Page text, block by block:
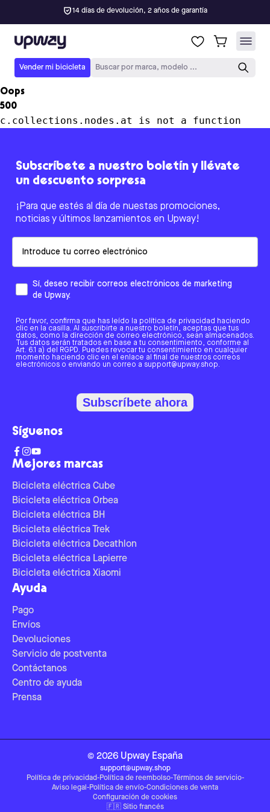
14 días de devolución, 2 años de garantía
Upway
Vender mi bicicleta Buscar por marca, modelo ...
Oops
500
c.collections.nodes.at is not a function
Mejores marcas
Bicicleta eléctrica Cube
Bicicleta eléctrica Orbea
Bicicleta eléctrica BH
Bicicleta eléctrica Trek
Bicicleta eléctrica Decathlon
Bicicleta eléctrica Lapierre
Bicicleta eléctrica Xiaomi
Ayuda
Pago
Envíos
Devoluciones
Servicio de postventa
Contáctanos
Centro de ayuda
Prensa
Subscríbete a nuestro boletín y llévate
un descuento sorpresa
¡Para que estés al día de nuestas promociones,
noticias y últimos lanzamientos en Upway!
Sí, deseo recibir correos electrónicos de marketing
de Upway.
Por favor, confirma que has leído la política de privacidad haciendo
clic en la casilla. Al suscribirte a nuestro boletín, aceptas que tus
datos, como la dirección de correo electrónico, sean almacenados.
Tus datos serán tratados en base a tu consentimiento, conforme al
Art. 6.1 a) del RGPD. Puedes revocar tu consentimiento en cualquier
momento haciendo clic en el enlace al final de nuestros correos
electrónicos o enviando un correo a support@upway.shop.
Subscríbete ahora
Síguenos
© 2026 Upway España
support@upway.shop
Política de privacidad-Política de reembolso-Términos de servicio-
Aviso legal -Política de envío-Condiciones de venta
Configuración de cookies
🇫🇷 Sitio francés